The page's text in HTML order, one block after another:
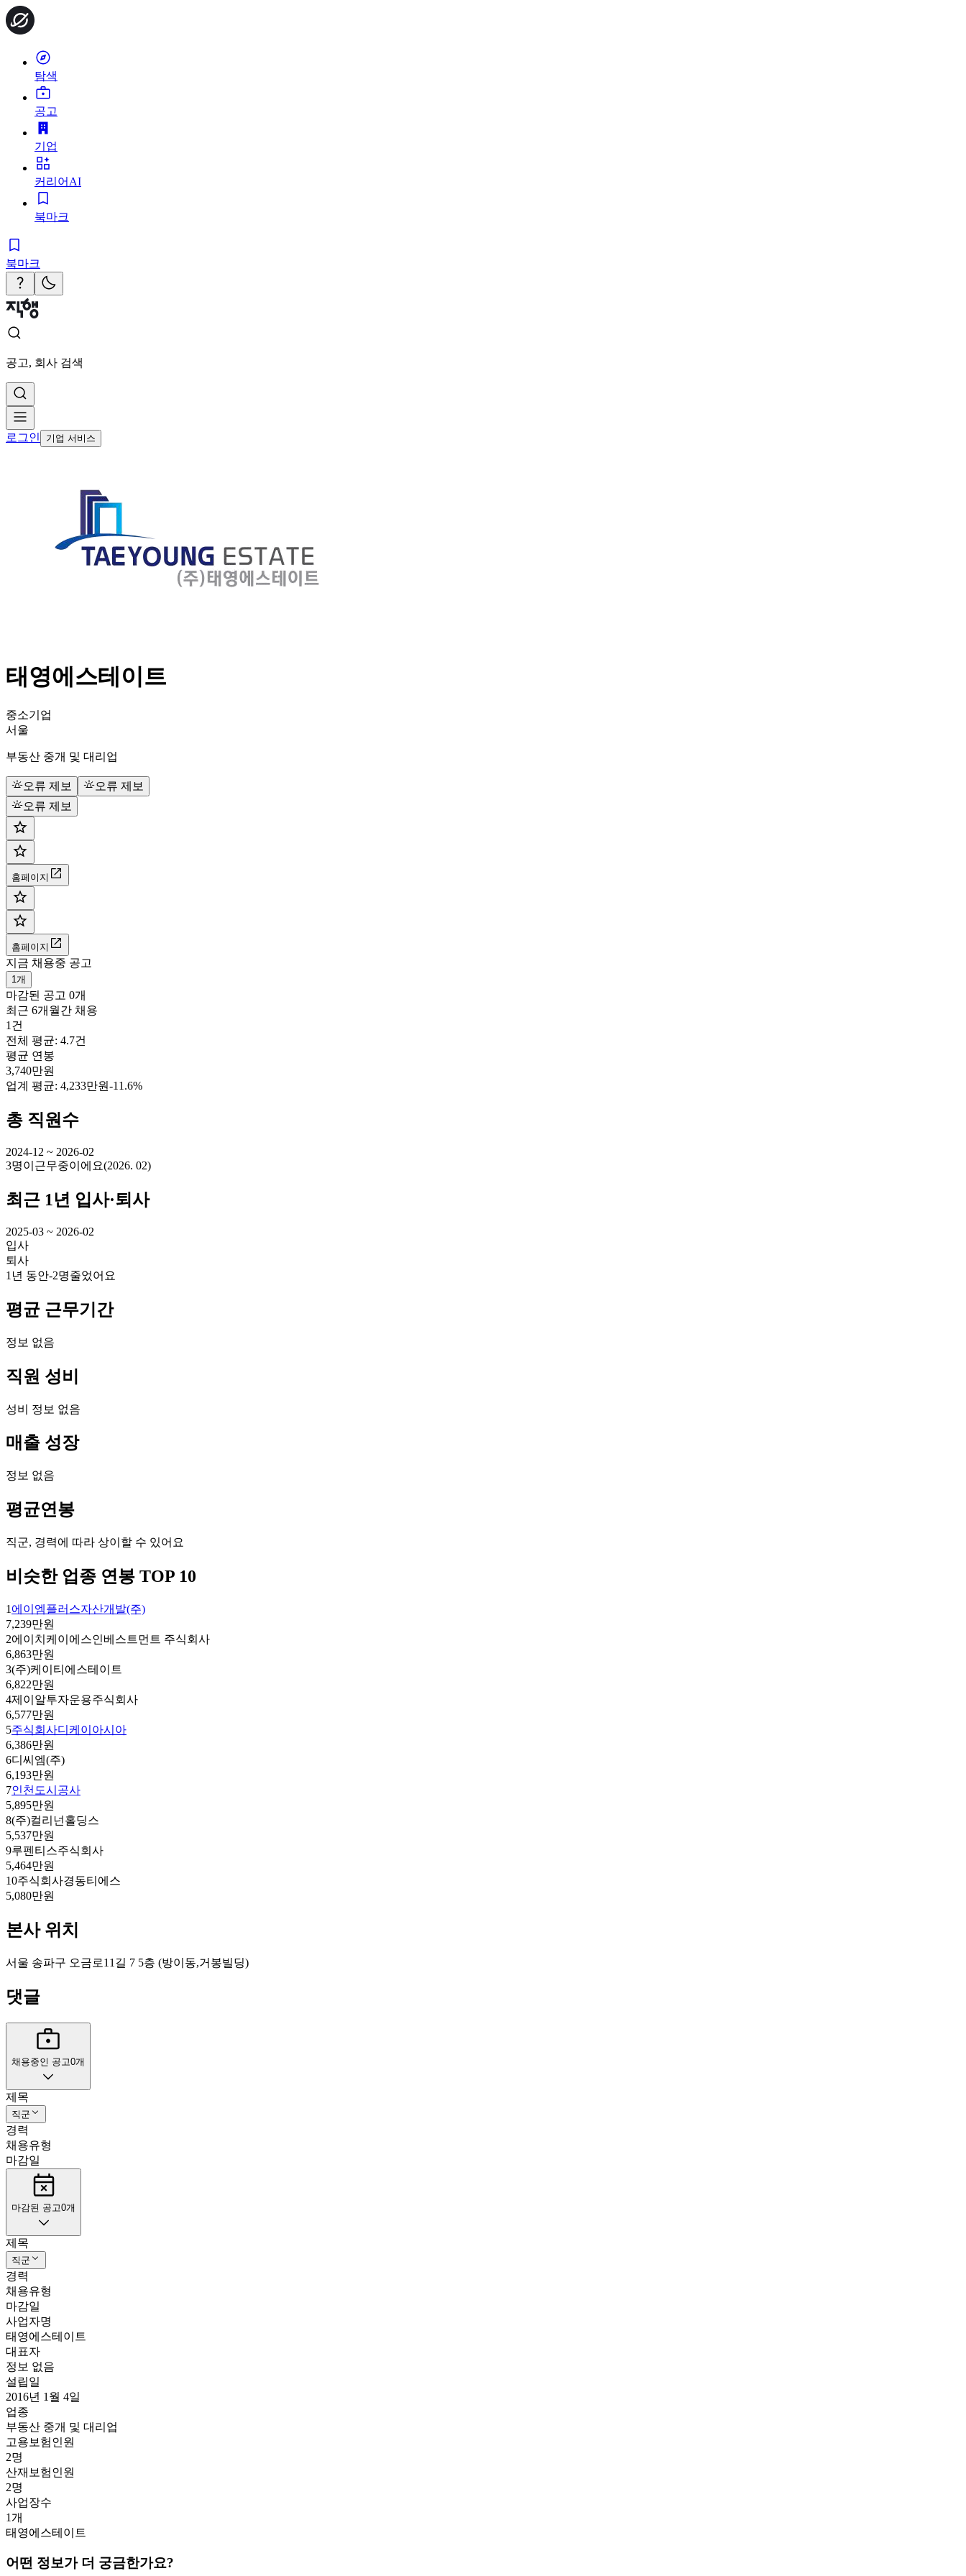
탐색
공고
기업
커리어AI
북마크
북마크
공고, 회사 검색
로그인 기업 서비스
태영에스테이트
중소기업
서울
부동산 중개 및 대리업
오류 제보
오류 제보
오류 제보
홈페이지
홈페이지
지금 채용중 공고
1개
마감된 공고 0개
최근 6개월간 채용
1건
전체 평균: 4.7건
평균 연봉
3,740만원
업계 평균: 4,233만원-11.6%
총 직원수
2024-12 ~ 2026-02
3명이 근무중이에요(2026. 02)
최근 1년 입사·퇴사
2025-03 ~ 2026-02
입사
퇴사
1년 동안-2명줄었어요
평균 근무기간
정보 없음
직원 성비
성비 정보 없음
매출 성장
정보 없음
평균연봉
직군, 경력에 따라 상이할 수 있어요
비슷한 업종 연봉 TOP 10
1 에이엠플러스자산개발(주)
7,239만원
2에이치케이에스인베스트먼트 주식회사
6,863만원
3(주)케이티에스테이트
6,822만원
4제이알투자운용주식회사
6,577만원
5주식회사디케이아시아
6,386만원
6디씨엠(주)
6,193만원
7인천도시공사
5,895만원
8(주)컬리넌홀딩스
5,537만원
9루펜티스주식회사
5,464만원
10주식회사경동티에스
5,080만원
본사 위치
서울 송파구 오금로11길 7 5층 (방이동,거봉빌딩)
댓글
채용중인 공고0개
제목
직군
경력
채용유형
마감일
마감된 공고0개
제목
직군
경력
채용유형
마감일
사업자명
태영에스테이트
대표자
정보 없음
설립일
2016년 1월 4일
업종
부동산 중개 및 대리업
고용보험인원
2명
산재보험인원
2명
사업장수
1개
태영에스테이트
어떤 정보가 더 궁금한가요?